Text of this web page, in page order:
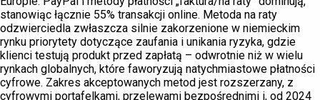
stanowiąc łącznie 55% transakcji online. Metoda na raty
odzwierciedla zwłaszcza silnie zakorzenione w niemieckim
rynku priorytety dotyczące zaufania i unikania ryzyka, gdzie
klienci testują produkt przed zapłatą – odwrotnie niż w wielu
rynkach globalnych, które faworyzują natychmiastowe płatności
cyfrowe. Zakres akceptowanych metod jest rozszerzany, z
cyfrowymi portafelkami, przelewami bezpośrednimi i, od 2024